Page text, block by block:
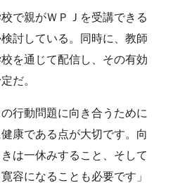
で親がＷＰＪを受講できる
討している。同時に、教師
を通じて配信し、その有効
だ。
行動問題に向き合うために
康である点が大切です。向
は一休みすること、そして
容になることも必要です」